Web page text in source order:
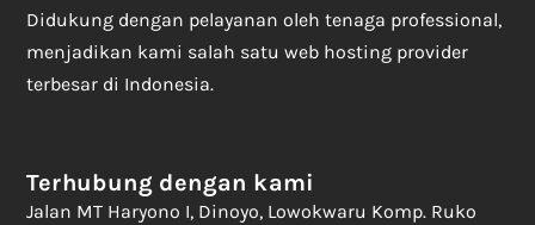
Didukung dengan pelayanan oleh tenaga professional,
menjadikan kami salah satu web hosting provider
terbesar di Indonesia.
Terhubung dengan kami
Jalan MT Haryono I, Dinoyo, Lowokwaru Komp. Ruko